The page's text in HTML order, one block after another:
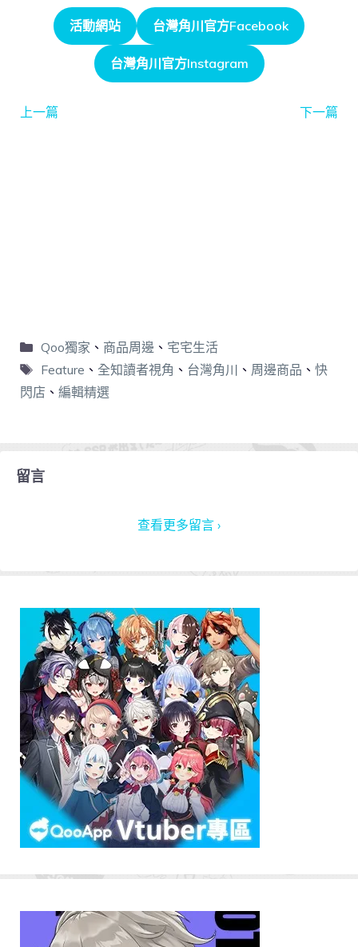
活動網站 台灣角川官方Facebook
台灣角川官方Instagram
上一篇 下一篇
Qoo獨家 、 商品周邊 、 宅宅生活
Feature 、 全知讀者視角 、 台灣角川 、 周邊商品 、 快
閃店 、 編輯精選
留言
查看更多留言 ›